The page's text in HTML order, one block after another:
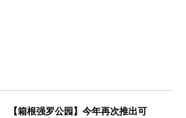
【箱根强罗公园】今年再次推出可